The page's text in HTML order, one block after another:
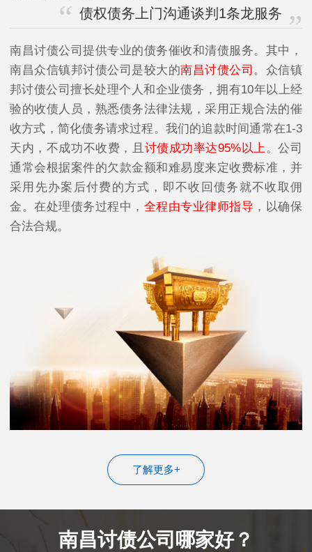
债权债务上门沟通谈判1条龙服务
南昌讨债公司提供专业的债务催收和清债服务。其中，
南昌众信镇邦讨债公司是较大的南昌讨债公司 。众信镇
邦讨债公司擅长处理个人和企业债务，拥有10年以上经
验的收债人员，熟悉债务法律法规，采用正规合法的催
收方式，简化债务请求过程。我们的追款时间通常在1-3
天内，不成功不收费，且 讨债成功率达95%以上 。公司
通常会根据案件的欠款金额和难易度来定收费标准，并
采用先办案后付费的方式，即不收回债务就不收取佣
金。在处理债务过程中， 全程由专业律师指导 ，以确保
合法合规。
了解更多+
南昌讨债公司哪家好？